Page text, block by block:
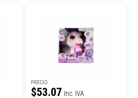
PRECIO
$53.07 Inc. IVA